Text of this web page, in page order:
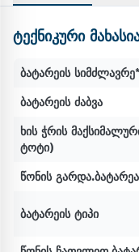
ტექნიკური
ბატარეის სიმძლავრე*
ბატარეის ძაბვა
ხის ჭრის
ტოტი)
წონის
ბატარეის ტიპი